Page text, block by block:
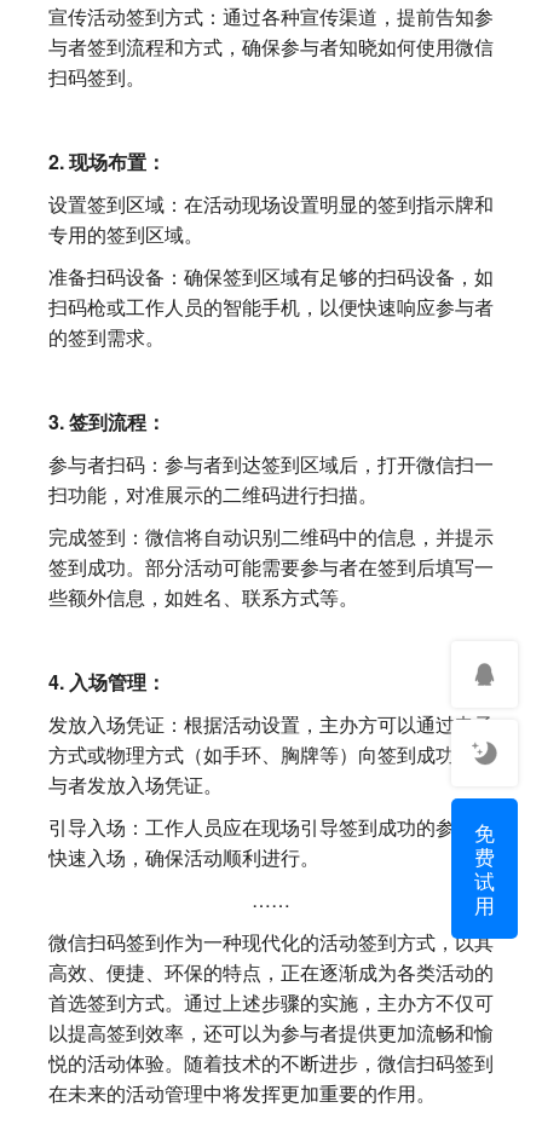
宣传活动签到方式：通过各种宣传渠道，提前告知参
与者签到流程和方式，确保参与者知晓如何使用微信
扫码签到。
2. 现场布置：
设置签到区域：在活动现场设置明显的签到指示牌和
专用的签到区域。
准备扫码设备：确保签到区域有足够的扫码设备，如
扫码枪或工作人员的智能手机，以便快速响应参与者
的签到需求。
3. 签到流程：
参与者扫码：参与者到达签到区域后，打开微信扫一
扫功能，对准展示的二维码进行扫描。
完成签到：微信将自动识别二维码中的信息，并提示
签到成功。部分活动可能需要参与者在签到后填写一
些额外信息，如姓名、联系方式等。
4. 入场管理：
发放入场凭证：根据活动设置，主办方可以通过电子
方式或物理方式（如手环、胸牌等）向签到成功的参
与者发放入场凭证。
引导入场：工作人员应在现场引导签到成功的参与者
快速入场，确保活动顺利进行。
……
微信扫码签到作为一种现代化的活动签到方式，以其
高效、便捷、环保的特点，正在逐渐成为各类活动的
首选签到方式。通过上述步骤的实施，主办方不仅可
以提高签到效率，还可以为参与者提供更加流畅和愉
悦的活动体验。随着技术的不断进步，微信扫码签到
在未来的活动管理中将发挥更加重要的作用。
免
费
试
用